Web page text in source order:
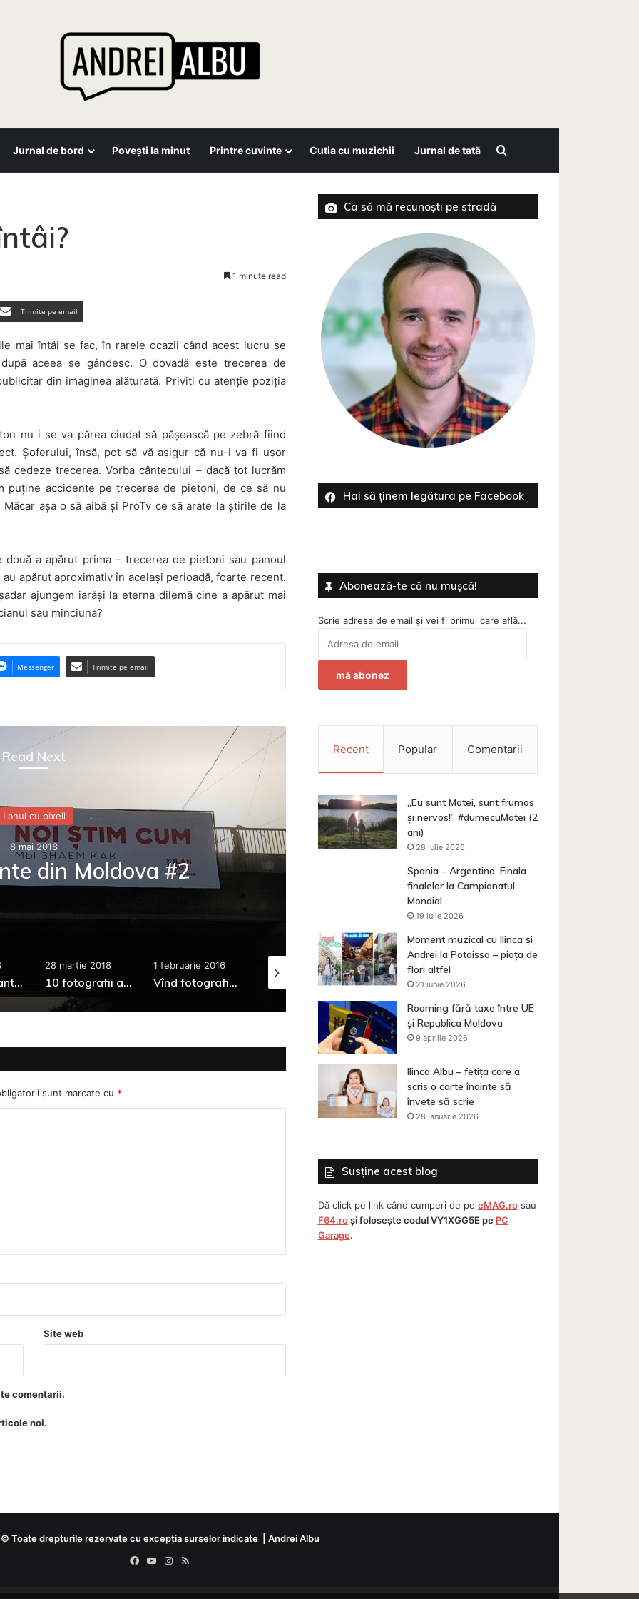
Jurnal de bord Povești la minut Printre cuvinte Cutia cu muzichii Jurnal de tată Search for
1 minute read
Trimite pe email
mai întâi se fac, în rarele ocazii când acest lucru se
aceea se gândesc. O dovadă este trecerea de
din imaginea alăturată. Priviți cu atenție poziția
nu i se va părea ciudat să pășească pe zebră fiind
Șoferului, însă, pot să vă asigur că nu-i va fi ușor
cedeze trecerea. Vorba cântecului – dacă tot lucrăm
puține accidente pe trecerea de pietoni, de ce să nu
așa o să aibă și ProTv ce să arate la știrile de la
a apărut prima – trecerea de pietoni sau panoul
apărut aproximativ în același perioadă, foarte recent.
ajungem iarăși la eterna dilemă cine a apărut mai
sau minciuna?
Messenger Trimite pe email
Read Next
Lanul cu pixeli
8 mai 2018
din Moldova #2
Lanul cu pixeli
Poze amuzante din
Poze amuzante din Moldova #1
28 martie 2018
10 fotografii amuzante din Roma
1 februarie 2016
Vînd fotografie cu un cartof
11 ianuarie 2016
Alina Zotea – liberala care a chiulit din plenul Parlamentului pentru că s-a julit la picior
9 noiembrie 2015
Recomandare fotograf în Baia Mare
sunt marcate cu *
Site web
comentarii.
noi.
Ca să mă recunoști pe stradă
Hai să ținem legătura pe Facebook
Abonează-te că nu mușcă!
Scrie adresa de email și vei fi primul care află...
de
mă abonez
Recent Popular Comentarii
„Eu sunt Matei, sunt frumos
și nervos!” #dumecuMatei (2
ani)
28 iulie 2026
Spania – Argentina. Finala
finalelor la Campionatul
Mondial
19 iulie 2026
Moment muzical cu Ilinca și
Andrei la Potaissa – piața de
flori altfel
21 iunie 2026
Roaming fără taxe între UE
și Republica Moldova
9 aprilie 2026
Ilinca Albu – fetița care a
scris o carte înainte să
învețe să scrie
28 ianuarie 2026
Susține acest blog
Dă click pe link când cumperi de pe eMAG.rosau
F64.roși folosește codulVY1XGG5E pe PC
Garage.
© Toate drepturile rezervate cu excepția surselor indicate | Andrei Albu
Facebook
YouTubeInstagram
RSS